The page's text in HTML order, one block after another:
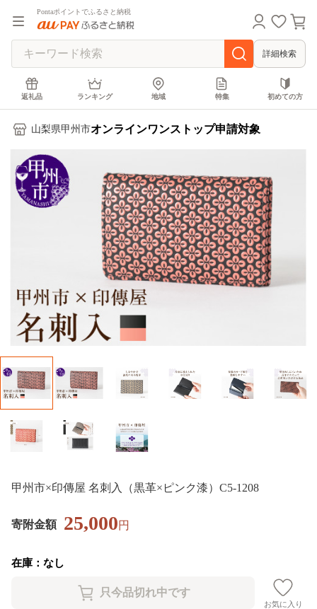
Pontaポイントでふるさと納税
詳細検索
返礼品 ランキング 地域 特集 初めての方
山梨県甲州市オンラインワンストップ申請対象
甲州市×印傳屋 名刺入（黒革×ピンク漆）C5-1208
寄附金額 25,000円
在庫：なし
お気に入り